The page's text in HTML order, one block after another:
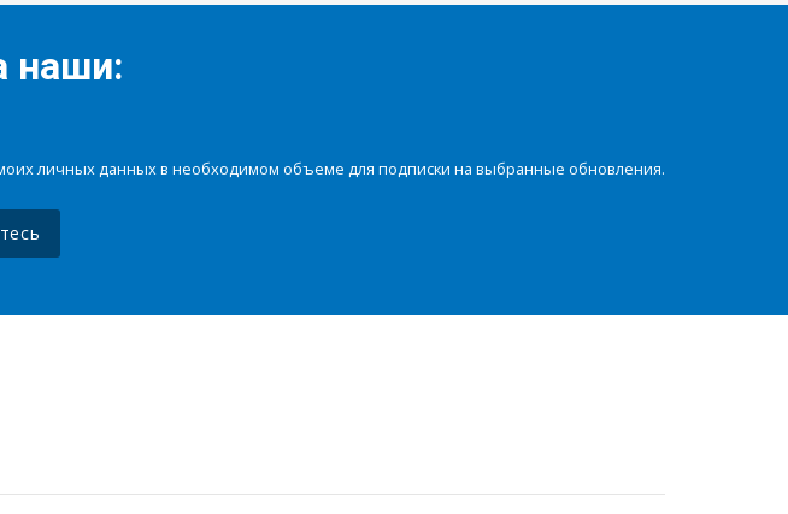
наши:
личных данных в необходимом объеме для подписки на выбранные обновления.